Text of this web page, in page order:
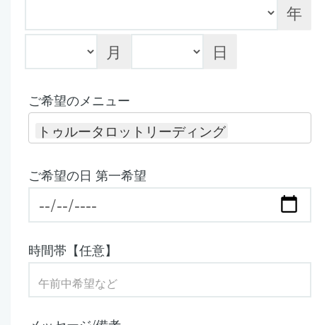
年
月
日
ご希望のメニュー
トゥルータロットリーディング
ご希望の日 第一希望
時間帯【任意】